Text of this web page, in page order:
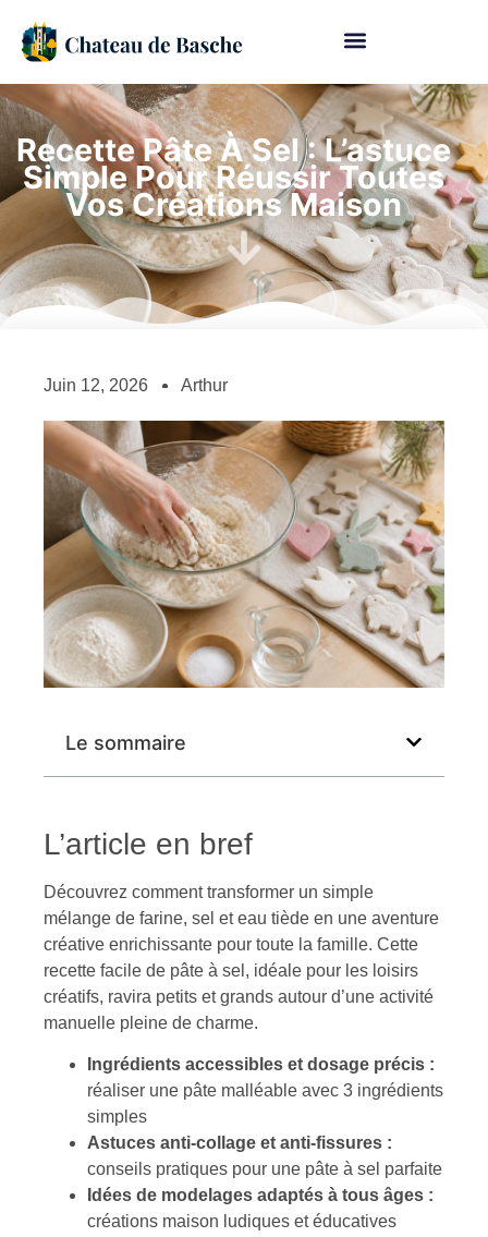
Recette Pâte À Sel : L’astuce
Simple Pour Réussir Toutes
Vos Créations Maison
Juin 12, 2026 Arthur
Le sommaire
L’article en bref
Découvrez comment transformer un simple
mélange de farine, sel et eau tiède en une aventure
créative enrichissante pour toute la famille. Cette
recette facile de pâte à sel, idéale pour les loisirs
créatifs, ravira petits et grands autour d’une activité
manuelle pleine de charme.
Ingrédients accessibles et dosage précis :
réaliser une pâte malléable avec 3 ingrédients
simples
Astuces anti-collage et anti-fissures :
conseils pratiques pour une pâte à sel parfaite
Idées de modelages adaptés à tous âges :
créations maison ludiques et éducatives